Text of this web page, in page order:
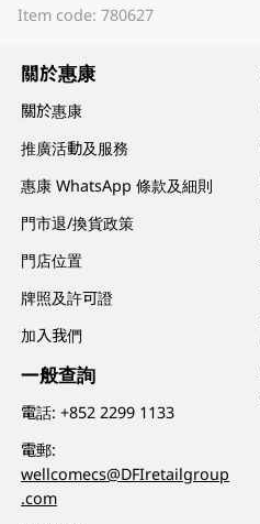
Item code: 780627
關於惠康
關於惠康
推廣活動及服務
惠康 WhatsApp 條款及細則
門市退/換貨政策
門店位置
牌照及許可證
加入我們
一般查詢
電話:+852 2299 1133
電郵:
wellcomecs@DFIretailgroup
.com